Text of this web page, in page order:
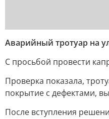
Аварийный тротуар на
С просьбой провести
Проверка показала,
покрытие с дефектами,
После вступления